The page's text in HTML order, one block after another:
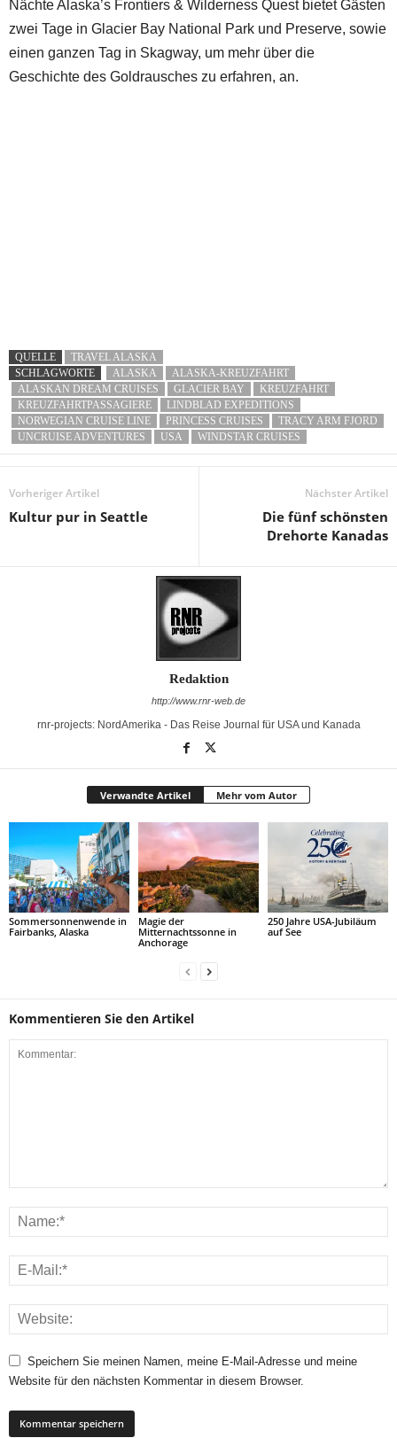
Nächte Alaska’s Frontiers & Wilderness Quest bietet Gästen
zwei Tage in Glacier Bay National Park und Preserve, sowie
einen ganzen Tag in Skagway, um mehr über die
Geschichte des Goldrausches zu erfahren, an.
QUELLE
TRAVEL ALASKA
SCHLAGWORTE
ALASKA
ALASKA-KREUZFAHRT
ALASKAN DREAM CRUISES
GLACIER BAY
KREUZFAHRT
KREUZFAHRTPASSAGIERE
LINDBLAD EXPEDITIONS
NORWEGIAN CRUISE LINE
PRINCESS CRUISES
TRACY ARM FJORD
UNCRUISE ADVENTURES
USA WINDSTAR CRUISES
Vorheriger Artikel
Kultur pur in Seattle
Nächster Artikel
Die fünf schönsten
Drehorte Kanadas
Redaktion
http://www.rnr-web.de
rnr-projects: NordAmerika - Das Reise Journal für USA und Kanada
Verwandte Artikel Mehr vom Autor
Sommersonnenwende in
Fairbanks, Alaska
Magie der
Mitternachtssonne in
Anchorage
250 Jahre USA-Jubiläum
auf See
Kommentieren Sie den Artikel
Speichern Sie meinen Namen, meine E-Mail-Adresse und meine
Website für den nächsten Kommentar in diesem Browser.